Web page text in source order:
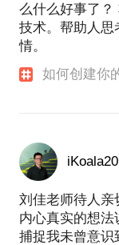
么什么好事了？
技术。帮助人思
情。
如何创建你
刘佳老师待人亲
内心真实的想
捕捉我未曾意识